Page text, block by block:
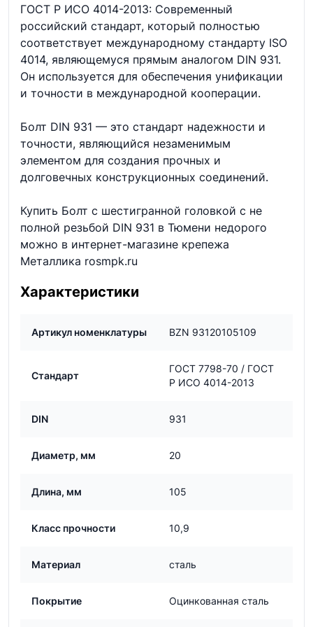
ГОСТ Р ИСО 4014-2013: Современный
российский стандарт, который полностью
соответствует международному стандарту ISO
4014, являющемуся прямым аналогом DIN 931.
Он используется для обеспечения унификации
и точности в международной кооперации.
Болт DIN 931 — это стандарт надежности и
точности, являющийся незаменимым
элементом для создания прочных и
долговечных конструкционных соединений.
Купить Болт с шестигранной головкой с не
полной резьбой DIN 931 в Тюмени недорого
можно в интернет-магазине крепежа
Металлика rosmpk.ru
Характеристики
Артикул номенклатуры BZN 93120105109
Стандарт
ГОСТ 7798-70 / ГОСТ
Р ИСО 4014-2013
DIN 931
Диаметр, мм 20
Длина, мм 105
Класс прочности 10,9
Материал сталь
Покрытие Оцинкованная сталь